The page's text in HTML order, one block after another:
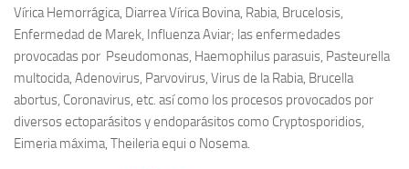
Vírica Hemorrágica, Diarrea Vírica Bovina, Rabia, Brucelosis,
Enfermedad de Marek, Influenza Aviar; las enfermedades
provocadas por Pseudomonas, Haemophilus parasuis, Pasteurella
multocida, Adenovirus, Parvovirus, Virus de la Rabia, Brucella
abortus, Coronavirus, etc. así como los procesos provocados por
diversos ectoparásitos y endoparásitos como Cryptosporidios,
Eimeria máxima, Theileria equi o Nosema.